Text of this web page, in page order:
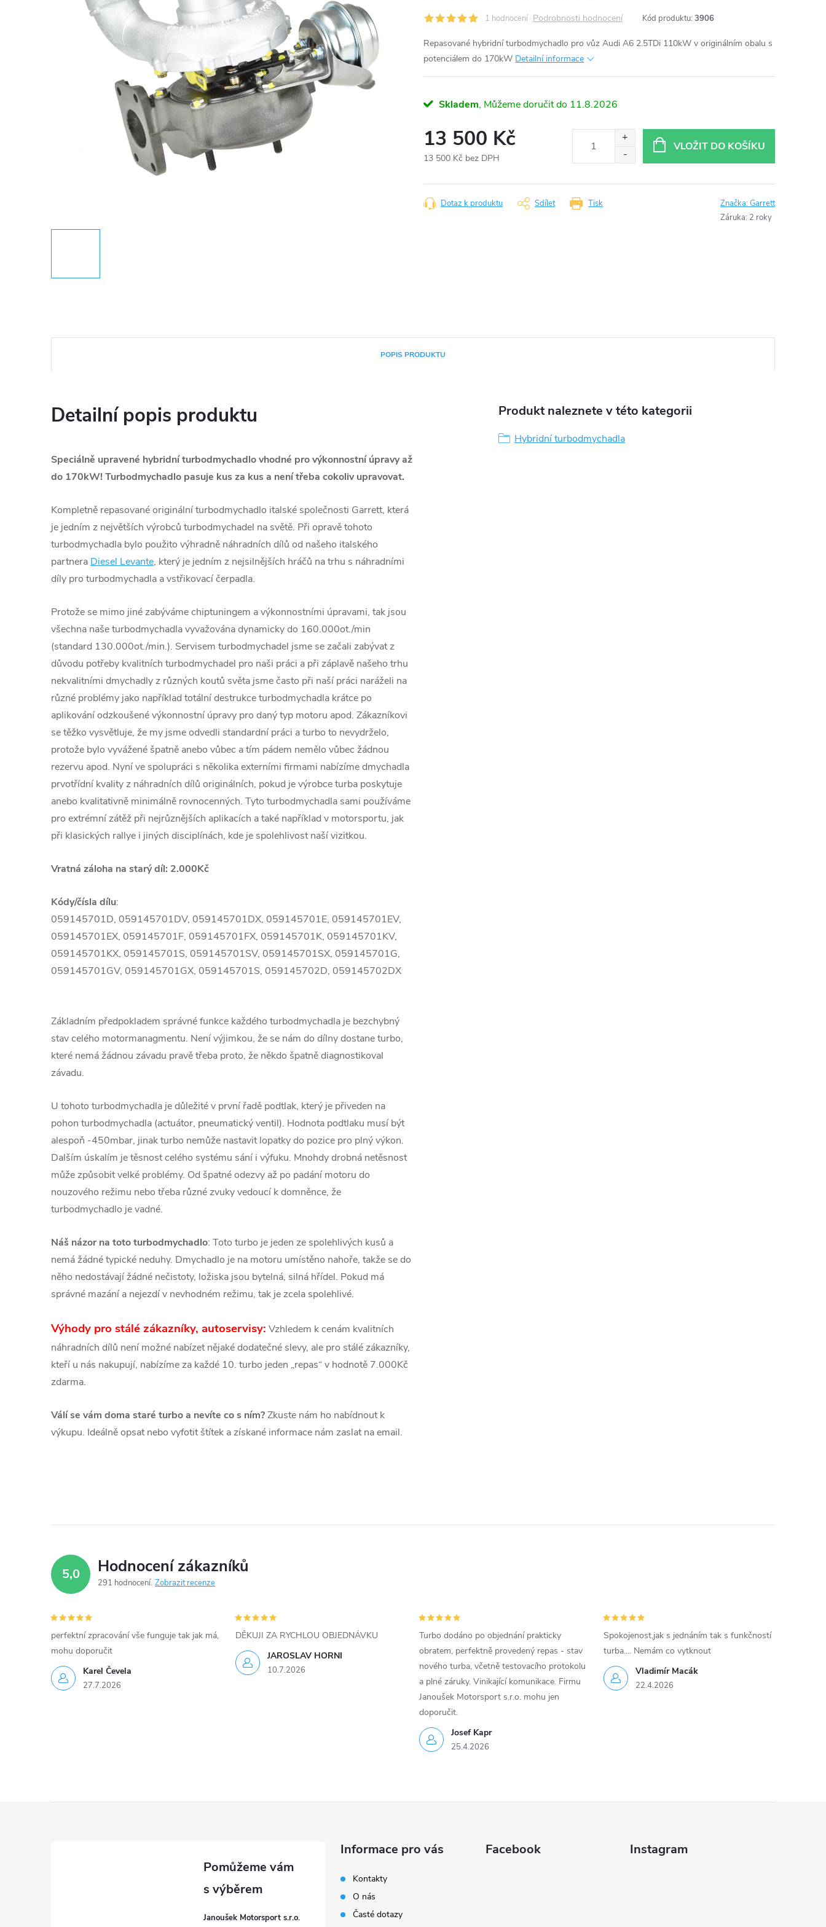
1 hodnocení Podrobnosti hodnocení Kód produktu: 3906
Repasované hybridní turbodmychadlo pro vůz Audi A6 2.5TDi 110kW v originálním obalu s
potenciálem do 170kW Detailní informace
Skladem 11.8.2026
13 500 Kč
13 500 Kč bez DPH
cena:
VLOŽIT DO KOŠÍKU
Tisk
Dotaz k produktu Sdílet Značka:Garrett
Záruka: 2 roky
POPIS PRODUKTU
Detailní popis produktu
Speciálně upravené hybridní turbodmychadlo vhodné pro výkonnostní úpravy až
do 170kW! Turbodmychadlo pasuje kus za kus a není třeba cokoliv upravovat.
Kompletně repasované originální turbodmychadlo italské společnosti Garrett, která
je jedním z největších výrobců turbodmychadel na světě. Při opravě tohoto
turbodmychadla bylo použito výhradně náhradních dílů od našeho italského
partnera Diesel Levante, který je jedním z nejsilnějších hráčů na trhu s náhradními
díly pro turbodmychadla a vstřikovací čerpadla.
Protože se mimo jiné zabýváme chiptuningem a výkonnostními úpravami, tak jsou
všechna naše turbodmychadla vyvažována dynamicky do 160.000ot./min
(standard 130.000ot./min.). Servisem turbodmychadel jsme se začali zabývat z
důvodu potřeby kvalitních turbodmychadel pro naši práci a při záplavě našeho trhu
nekvalitními dmychadly z různých koutů světa jsme často při naší práci naráželi na
různé problémy jako například totální destrukce turbodmychadla krátce po
aplikování odzkoušené výkonnostní úpravy pro daný typ motoru apod. Zákazníkovi
se těžko vysvětluje, že my jsme odvedli standardní práci a turbo to nevydrželo,
protože bylo vyvážené špatně anebo vůbec a tím pádem nemělo vůbec žádnou
rezervu apod. Nyní ve spolupráci s několika externími firmami nabízíme dmychadla
prvotřídní kvality z náhradních dílů originálních, pokud je výrobce turba poskytuje
anebo kvalitativně minimálně rovnocenných. Tyto turbodmychadla sami používáme
pro extrémní zátěž při nejrůznějších aplikacích a také například v motorsportu, jak
při klasických rallye i jiných disciplínách, kde je spolehlivost naší vizitkou.
Vratná záloha na starý díl: 2.000Kč
Kódy/čísla dílu:
059145701D, 059145701DV, 059145701DX, 059145701E, 059145701EV,
059145701EX, 059145701F, 059145701FX, 059145701K, 059145701KV,
059145701KX, 059145701S, 059145701SV, 059145701SX, 059145701G,
059145701GV, 059145701GX, 059145701S, 059145702D, 059145702DX
Základním předpokladem správné funkce každého turbodmychadla je bezchybný
stav celého motormanagmentu. Není výjimkou, že se nám do dílny dostane turbo,
které nemá žádnou závadu pravě třeba proto, že někdo špatně diagnostikoval
závadu.
U tohoto turbodmychadla je důležité v první řadě podtlak, který je přiveden na
pohon turbodmychadla (actuátor, pneumatický ventil). Hodnota podtlaku musí být
alespoň -450mbar, jinak turbo nemůže nastavit lopatky do pozice pro plný výkon.
Dalším úskalím je těsnost celého systému sání i výfuku. Mnohdy drobná netěsnost
může způsobit velké problémy. Od špatné odezvy až po padání motoru do
nouzového režimu nebo třeba různé zvuky vedoucí k domněnce, že
turbodmychadlo je vadné.
Náš názor na toto turbodmychadlo: Toto turbo je jeden ze spolehlivých kusů a
nemá žádné typické neduhy. Dmychadlo je na motoru umístěno nahoře, takže se do
něho nedostávají žádné nečistoty, ložiska jsou bytelná, silná hřídel. Pokud má
správné mazání a nejezdí v nevhodném režimu, tak je zcela spolehlivé.
Výhody pro stálé zákazníky, autoservisy: Vzhledem k cenám kvalitních
náhradních dílů není možné nabízet nějaké dodatečné slevy, ale pro stálé zákazníky,
kteří u nás nakupují, nabízíme za každé 10. turbo jeden „repas“ v hodnotě 7.000Kč
zdarma.
Válí se vám doma staré turbo a nevíte co s ním?Zkuste nám ho nabídnout k
výkupu. Ideálně opsat nebo vyfotit štítek a získané informace nám zaslat na email.
Produkt naleznete v této kategorii
Hybridní turbodmychadla
5,0 Hodnocení zákazníků
291 hodnocení Zobrazit recenze
Karel Čevela
27.7.2026
perfektní zpracování vše funguje tak jak má,
mohu doporučit
JAROSLAV HORNI
10.7.2026
DĚKUJI ZA RYCHLOU OBJEDNÁVKU
Josef Kapr
25.4.2026
Turbo dodáno po objednání prakticky
obratem, perfektně provedený repas - stav
nového turba, včetně testovacího protokolu
a plné záruky. Vinikající komunikace. Firmu
Janoušek Motorsport s.r.o. mohu jen
doporučit.
Vladimír Macák
22.4.2026
Spokojenost,jak s jednáním tak s funkčností
turba.... Nemám co vytknout
Janoušek Motorsport s.r.o.
Informace pro vás
Kontakty
O nás
Časté dotazy
Facebook Instagram